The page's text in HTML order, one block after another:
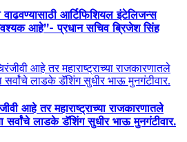
वाढवण्यासाठी आर्टिफिशियल इंटेलिजन्स
आहे”- प्रधान सचिव ब्रिजेश सिंह
आहे तर महाराष्ट्राच्या राजकारणातले
सर्वांचे लाडके डॅशिंग सुधीर भाऊ मुनगंटीवार.